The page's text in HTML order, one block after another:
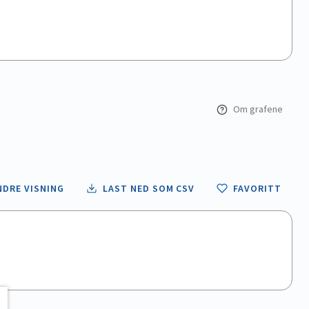
Om grafene
VISNING LAST NED SOM CSV FAVORITT